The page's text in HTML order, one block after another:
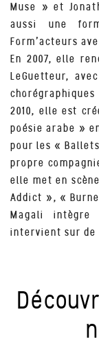
Muse » et
aussi une
Form’acteurs
En 2007, elle
LeGuetteur,
chorégraphiques
2010, elle est
poésie arabe »
pour les «
propre
elle met en
Addict », «
Magali intègre
intervient sur de